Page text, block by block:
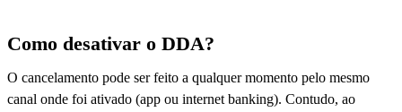
Como desativar o DDA?
O cancelamento pode ser feito a qualquer momento pelo mesmo
canal onde foi ativado (app ou internet banking). Contudo, ao